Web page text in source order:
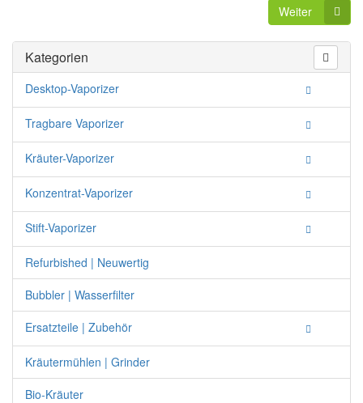
Weiter
Kategorien
Desktop-Vaporizer
Tragbare Vaporizer
Kräuter-Vaporizer
Konzentrat-Vaporizer
Stift-Vaporizer
Refurbished | Neuwertig
Bubbler | Wasserfilter
Ersatzteile | Zubehör
Kräutermühlen | Grinder
Bio-Kräuter